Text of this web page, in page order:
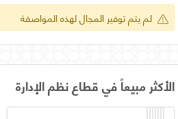
لم يتم توفير المجال لهذه المواصفة
الأكثر مبيعاً في قطاع نظم الإدارة